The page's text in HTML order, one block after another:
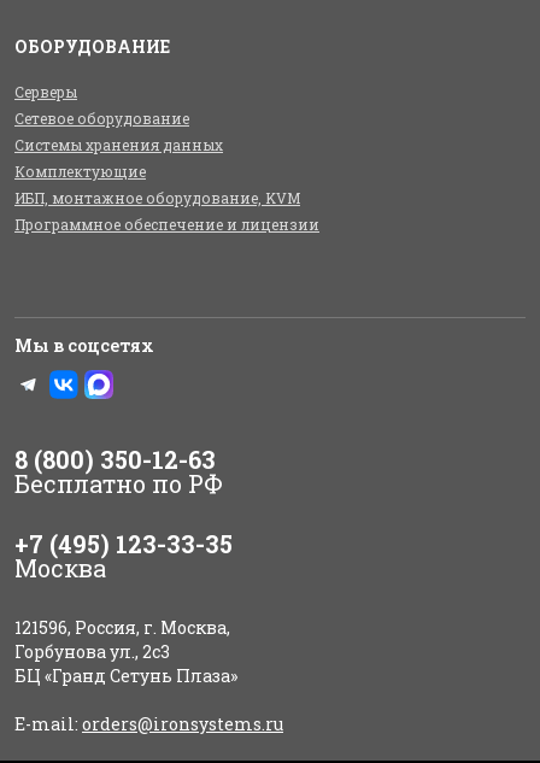
ОБОРУДОВАНИЕ
Серверы
Сетевое оборудование
Системы хранения данных
Комплектующие
ИБП, монтажное оборудование, KVM
Программное обеспечение и лицензии
Мы в соцсетях
8 (800) 350-12-63
Бесплатно по РФ
+7 (495) 123-33-35
Москва
121596, Россия, г. Москва,
Горбунова ул., 2с3
БЦ «Гранд Сетунь Плаза»
E-mail: orders@ironsystems.ru